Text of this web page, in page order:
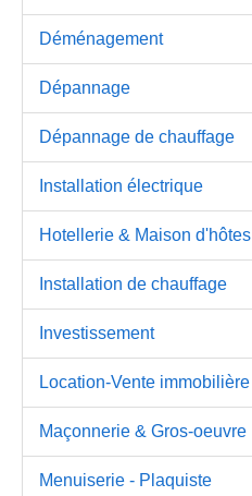
Déménagement
Dépannage
Dépannage de chauffage
Installation électrique
Hotellerie & Maison d'hôtes
Installation de chauffage
Investissement
Location-Vente immobilière
Maçonnerie & Gros-oeuvre
Menuiserie - Plaquiste